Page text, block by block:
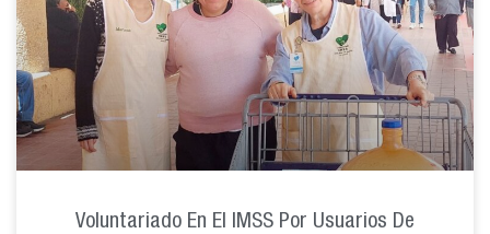
Voluntariado En El IMSS Por Usuarios De